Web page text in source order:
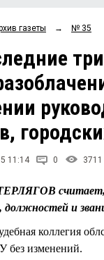
газеты → № 35
11:14 0 3711
и
коллегия
изменений.